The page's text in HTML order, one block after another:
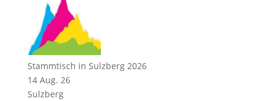
Stammtisch in Sulzberg 2026
14 Aug. 26
Sulzberg